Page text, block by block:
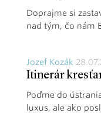
Doprajme si
nad tým, čo nám
Jozef Kozák
Itinerár
Poďme do
luxus, ale ako